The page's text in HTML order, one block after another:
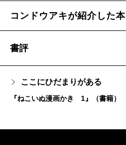
コンドウアキが紹介した本
書評
ここにひだまりがある
『ねこいぬ漫画かき 1』（書籍）